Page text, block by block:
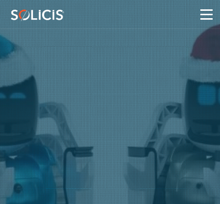
Panneau de gestion des cookies